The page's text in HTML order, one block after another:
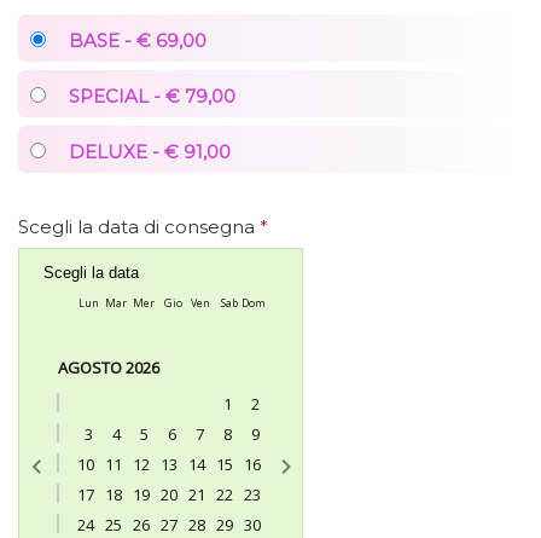
BASE - € 69,00
SPECIAL - € 79,00
DELUXE - € 91,00
Scegli la data di consegna *
Scegli la data
Lun Mar Mer Gio Ven Sab Dom
AGOSTO 2026
1
2
3
4 5 6 7 8
9
10 11 12 13 14 15
16
17 18 19 20 21 22 23
24 25 26 27 28 29 30